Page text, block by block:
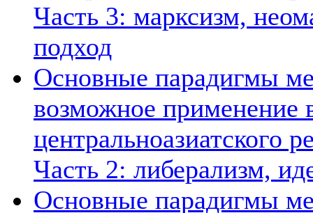
Часть 3: марксизм,
подход
Основные парадигмы
возможное применение
центральноазиатского
Часть 2: либерализм,
Основные парадигмы